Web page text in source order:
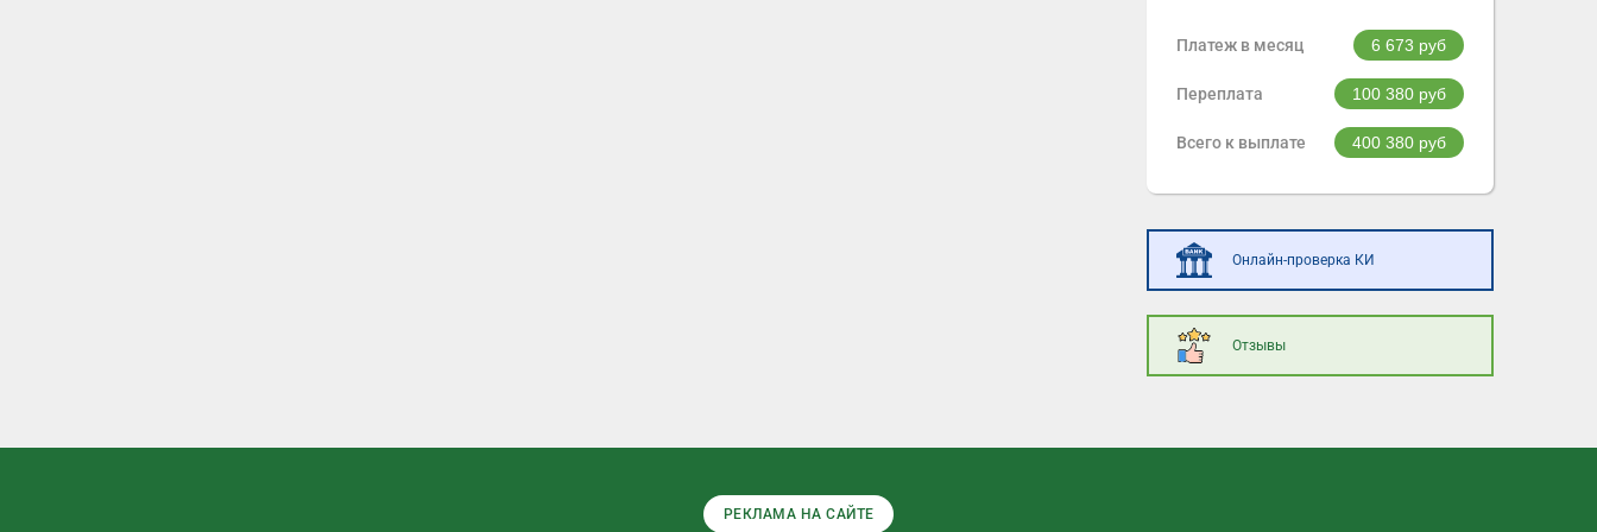
Платеж в месяц 6 673 руб
Переплата 100 380 руб
Всего к выплате 400 380 руб
Онлайн-проверка КИ
Отзывы
РЕКЛАМА НА САЙТЕ